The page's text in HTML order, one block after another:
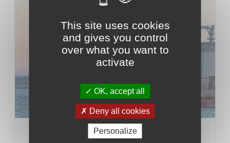
SÉCURITÉ & PRÉVENTION
This site uses cookies
and gives you control
over what you want to
activate
OK, accept all
Deny all cookies
Personalize